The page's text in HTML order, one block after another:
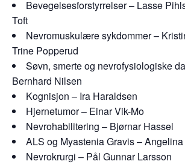
Bevegelsesforstyrrelser – Lasse
Toft
Nevromuskulære sykdommer –
Trine Popperud
Søvn, smerte og nevrofysiologiske
Bernhard Nilsen
Kognisjon – Ira Haraldsen
Hjernetumor – Einar Vik-Mo
Nevrohabilitering – Bjørnar Hassel
ALS og Myastenia Gravis –
Nevrokrurgi – Pål Gunnar Larsson